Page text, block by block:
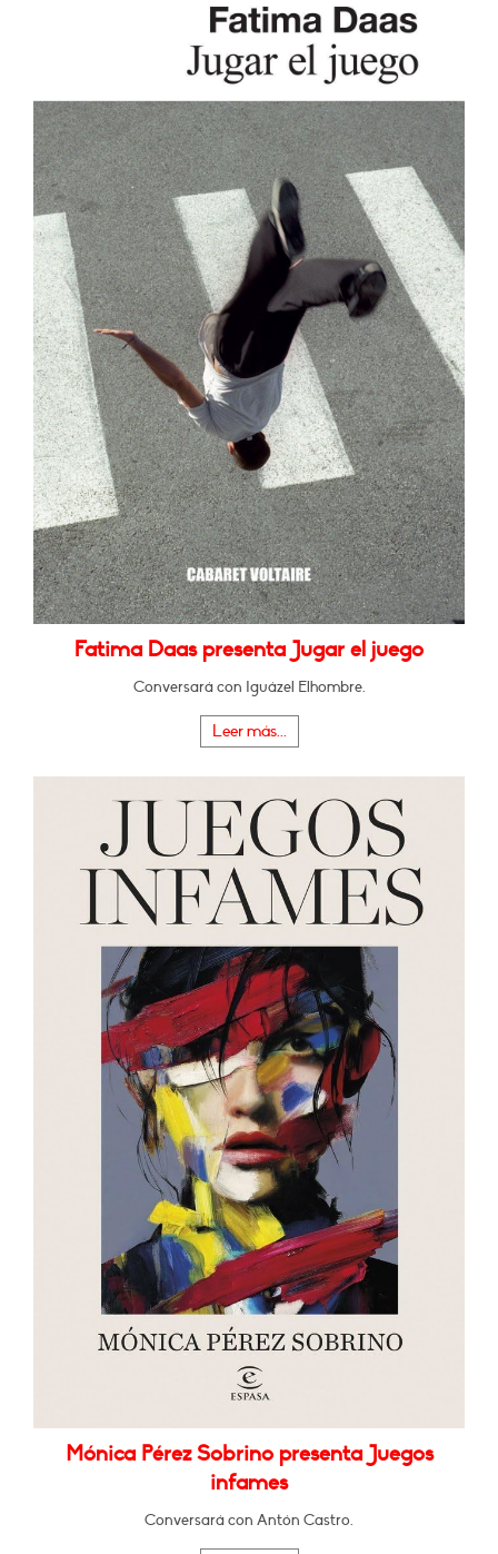
Fatima Daas presenta Jugar el juego
Conversará con Iguázel Elhombre.
Leer más...
Mónica Pérez Sobrino presenta Juegos
infames
Conversará con Antón Castro.